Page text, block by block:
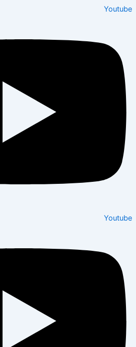
Youtube
Youtube